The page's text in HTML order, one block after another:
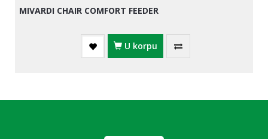
MIVARDI CHAIR COMFORT FEEDER
U korpu